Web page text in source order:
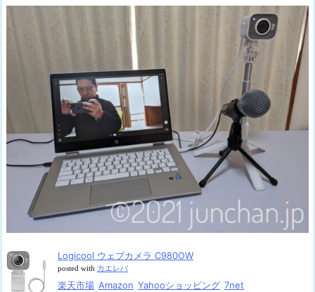
Logicool ウェブカメラ C980OW
posted with カエレバ
楽天市場 Amazon Yahooショッピング 7net